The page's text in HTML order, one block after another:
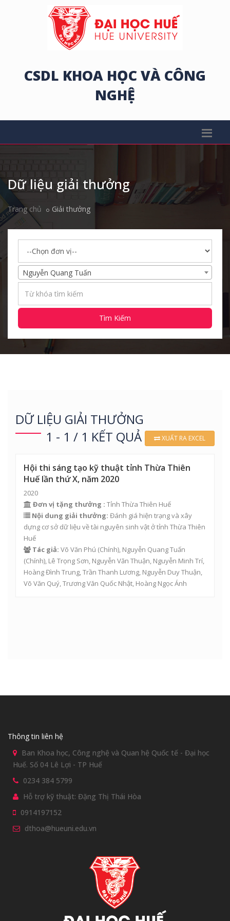
CSDL KHOA HỌC VÀ CÔNG
NGHỆ
Dữ liệu giải thưởng
Trang chủ Giải thưởng
Nguyễn Quang Tuấn
Tìm Kiếm
DỮ LIỆU GIẢI THƯỞNG
1 - 1 / 1 KẾT QUẢ
XUẤT RA EXCEL
Hội thi sáng tạo kỹ thuật tỉnh Thừa Thiên
Huế lần thứ X, năm 2020
2020
Đơn vị tặng thưởng : Tỉnh Thừa Thiên Huế
Nội dung giải thưởng: Đánh giá hiện trạng và xây
dựng cơ sở dữ liệu về tài nguyên sinh vật ở tỉnh Thừa Thiên
Huế
Tác giả: Võ Văn Phú (Chính), Nguyễn Quang Tuấn
(Chính), Lê Trọng Sơn, Nguyễn Văn Thuận, Nguyễn Minh Trí,
Hoàng Đình Trung,Trần Thanh Lương, Nguyễn Duy Thuận,
Võ Văn Quý,Trương Văn Quốc Nhật, Hoàng Ngọc Ánh
Thông tin liên hệ
Ban Khoa học, Công nghệ và Quan hệ Quốc tế - Đại học
Huế. Số 04 Lê Lợi - TP Huế
0234 384 5799
Hỗ trợ kỹ thuật: Đặng Thị Thái Hòa
0914197152
dthoa@hueuni.edu.vn